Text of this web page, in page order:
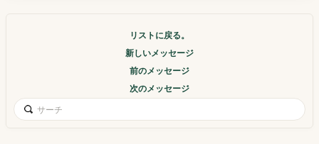
リストに戻る。
新しいメッセージ
前のメッセージ
次のメッセージ